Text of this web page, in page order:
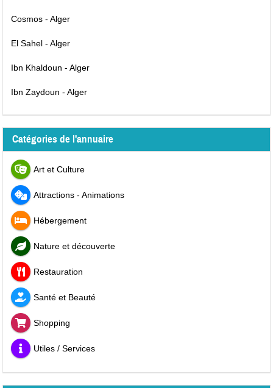
Cosmos - Alger
El Sahel - Alger
Ibn Khaldoun - Alger
Ibn Zaydoun - Alger
Catégories de l'annuaire
Art et Culture
Attractions - Animations
Hébergement
Nature et découverte
Restauration
Santé et Beauté
Shopping
Utiles / Services